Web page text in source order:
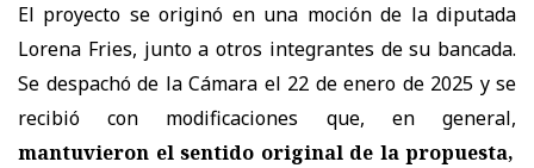
El proyecto se originó en una moción de la diputada
Lorena Fries, junto a otros integrantes de su bancada.
Se despachó de la Cámara el 22 de enero de 2025 y se
recibió con modificaciones que, en general,
mantuvieron el sentido original de la propuesta,